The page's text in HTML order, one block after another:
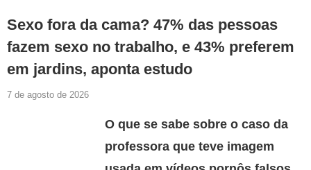
Sexo fora da cama? 47% das pessoas
fazem sexo no trabalho, e 43% preferem
em jardins, aponta estudo
7 de agosto de 2026
O que se sabe sobre o caso da
professora que teve imagem